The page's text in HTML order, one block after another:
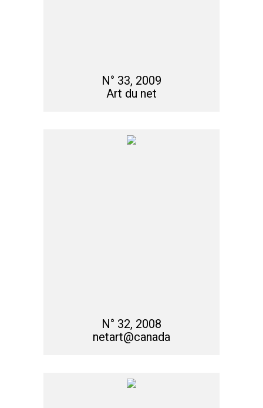
N° 33, 2009
Art du net
N° 32, 2008
netart@canada